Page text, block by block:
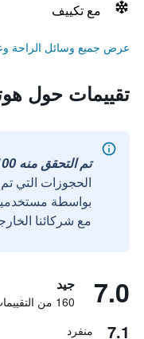
مع تكييف
عرض جميع وسائل الراحة
تقييمات حول
تم التحقق منه 100%
الحجوزات التي
مع شركائنا
7.0 جيد
160 من التقييمات تم التحقق منها
7.1 منفرد